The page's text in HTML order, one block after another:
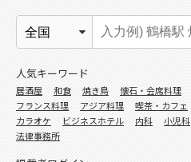
人気キーワード
居酒屋 和食 焼き鳥 懐石・会席料理
フランス料理
アジア料理 喫茶・カフェ
カラオケ
ビジネスホテル 内科 小児科
法律事務所